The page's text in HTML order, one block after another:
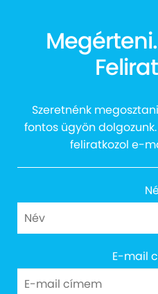
Városligeti
Szeretnénk
fontos ügyön
feliratkozol e-
E-mail